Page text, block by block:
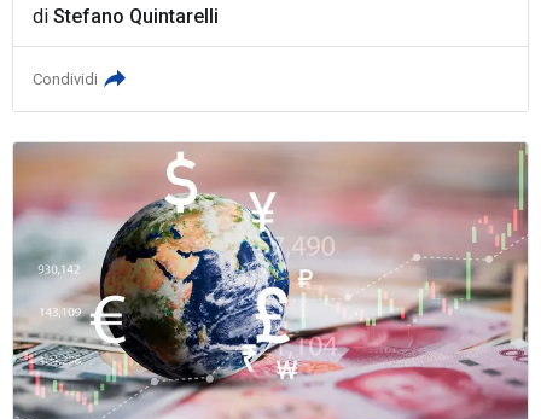
diStefano Quintarelli
Condividi